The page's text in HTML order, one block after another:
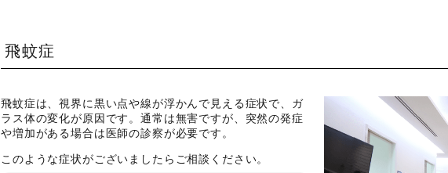
飛蚊症
飛蚊症は、視界に黒い点や線が浮かんで見える症状で、ガ
ラス体の変化が原因です。通常は無害ですが、突然の発症
や増加がある場合は医師の診察が必要です。
このような症状がございましたらご相談ください。